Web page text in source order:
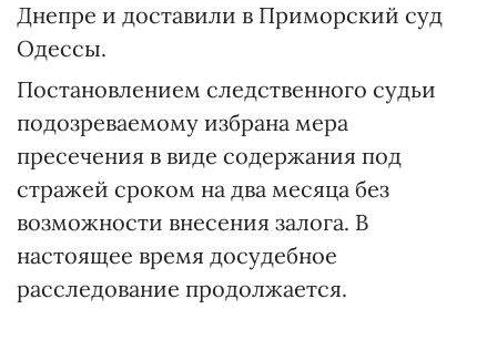
Днепре и доставили в Приморский суд
Одессы.
Постановлением следственного судьи
подозреваемому избрана мера
пресечения в виде содержания под
стражей сроком на два месяца без
возможности внесения залога. В
настоящее время досудебное
расследование продолжается.